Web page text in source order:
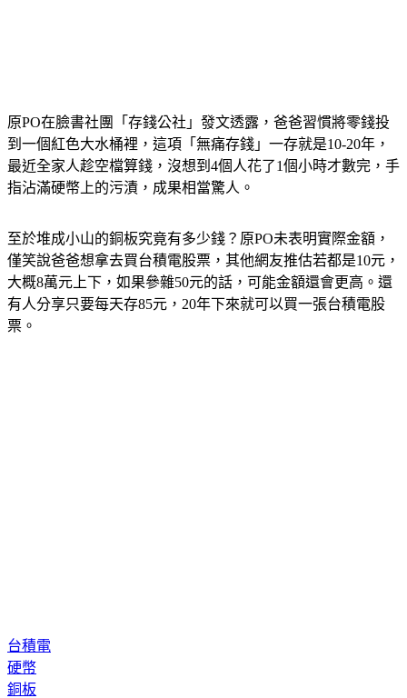
到一個紅色大水桶裡，這項「無痛存錢」一存就是10-20年，
最近全家人趁空檔算錢，沒想到4個人花了1個小時才數完，手
指沾滿硬幣上的污漬，成果相當驚人。
僅笑說爸爸想拿去買台積電股票，其他網友推估若都是10元，
大概8萬元上下，如果參雜50元的話，可能金額還會更高。還
有人分享只要每天存85元，20年下來就可以買一張台積電股
票。
硬幣
銅板
存錢